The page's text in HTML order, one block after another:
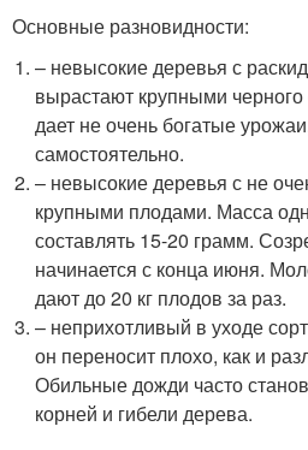
Основные разновидности:
– невысокие деревья с
вырастают крупными
дает не очень богатые
самостоятельно.
– невысокие деревья с не
крупными плодами. Масса
составлять 15-20 грамм.
начинается с конца июня.
дают до 20 кг плодов за раз.
– неприхотливый в уходе
он переносит плохо, как и
Обильные дожди часто
корней и гибели дерева.